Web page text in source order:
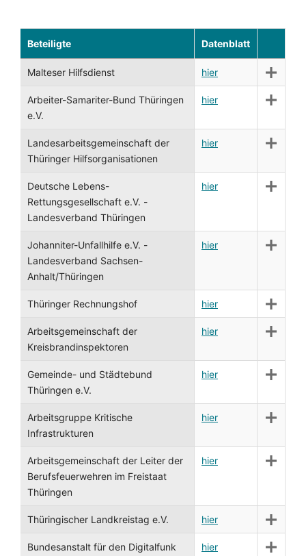
Beteiligte Datenblatt
Malteser Hilfsdienst hier
Arbeiter-Samariter-Bund Thüringen
e.V.
hier
Landesarbeitsgemeinschaft der
Thüringer Hilfsorganisationen
hier
Deutsche Lebens-
Rettungsgesellschaft e.V. -
Landesverband Thüringen
hier
Johanniter-Unfallhilfe e.V. -
Landesverband Sachsen-
Anhalt/Thüringen
hier
Thüringer Rechnungshof hier
Arbeitsgemeinschaft der
Kreisbrandinspektoren
hier
Gemeinde- und Städtebund
Thüringen e.V.
hier
Arbeitsgruppe Kritische
Infrastrukturen
hier
Arbeitsgemeinschaft der Leiter der
Berufsfeuerwehren im Freistaat
Thüringen
hier
Thüringischer Landkreistag e.V. hier
Bundesanstalt für den Digitalfunk
hier